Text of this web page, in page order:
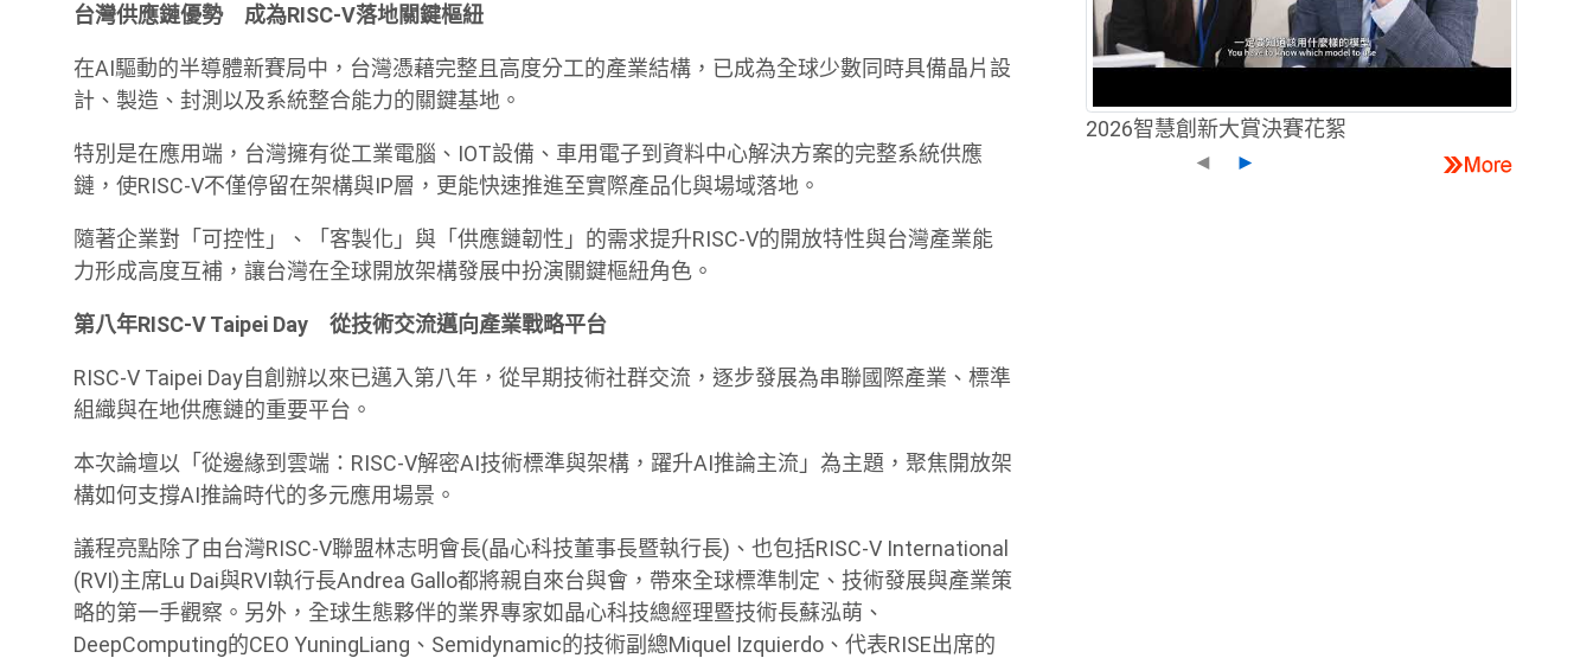
台灣供應鏈優勢 成為RISC-V落地關鍵樞紐
在AI驅動的半導體新賽局中，台灣憑藉完整且高度分工的產業結構，已成為全球少數同時具備晶片設
計、製造、封測以及系統整合能力的關鍵基地。
特別是在應用端，台灣擁有從工業電腦、IOT設備、車用電子到資料中心解決方案的完整系統供應
鏈，使RISC-V不僅停留在架構與IP層，更能快速推進至實際產品化與場域落地。
隨著企業對「可控性」、「客製化」與「供應鏈韌性」的需求提升RISC-V的開放特性與台灣產業能
力形成高度互補，讓台灣在全球開放架構發展中扮演關鍵樞紐角色。
第八年RISC-V Taipei Day 從技術交流邁向產業戰略平台
RISC-V Taipei Day自創辦以來已邁入第八年，從早期技術社群交流，逐步發展為串聯國際產業、標準
組織與在地供應鏈的重要平台。
本次論壇以「從邊緣到雲端：RISC-V解密AI技術標準與架構，躍升AI推論主流」為主題，聚焦開放架
構如何支撐AI推論時代的多元應用場景。
議程亮點除了由台灣RISC-V聯盟林志明會長(晶心科技董事長暨執行長)、也包括RISC-V International
(RVI)主席Lu Dai與RVI執行長Andrea Gallo都將親自來台與會，帶來全球標準制定、技術發展與產業策
略的第一手觀察。另外，全球生態夥伴的業界專家如晶心科技總經理暨技術長蘇泓萌、
DeepComputing的CEO YuningLiang、Semidynamic的技術副總Miquel Izquierdo、代表RISE出席的
2026智慧創新大賞決賽花絮
◄
►